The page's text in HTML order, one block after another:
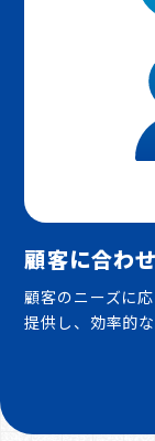
顧客に合わ
顧客のニーズに
提供し、効率的